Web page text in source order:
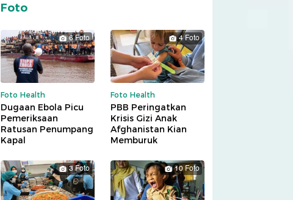
Foto
6 Foto
Foto Health
Dugaan Ebola Picu
Pemeriksaan
Ratusan Penumpang
Kapal
4 Foto
Foto Health
PBB Peringatkan
Krisis Gizi Anak
Afghanistan Kian
Memburuk
3 Foto 10 Foto